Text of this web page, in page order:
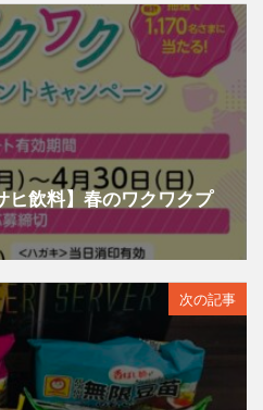
ヒ飲料】春のワクワクプ
次の記事